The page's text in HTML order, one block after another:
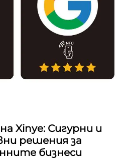
Xinye: Сигурни и
решения за
бизнеси